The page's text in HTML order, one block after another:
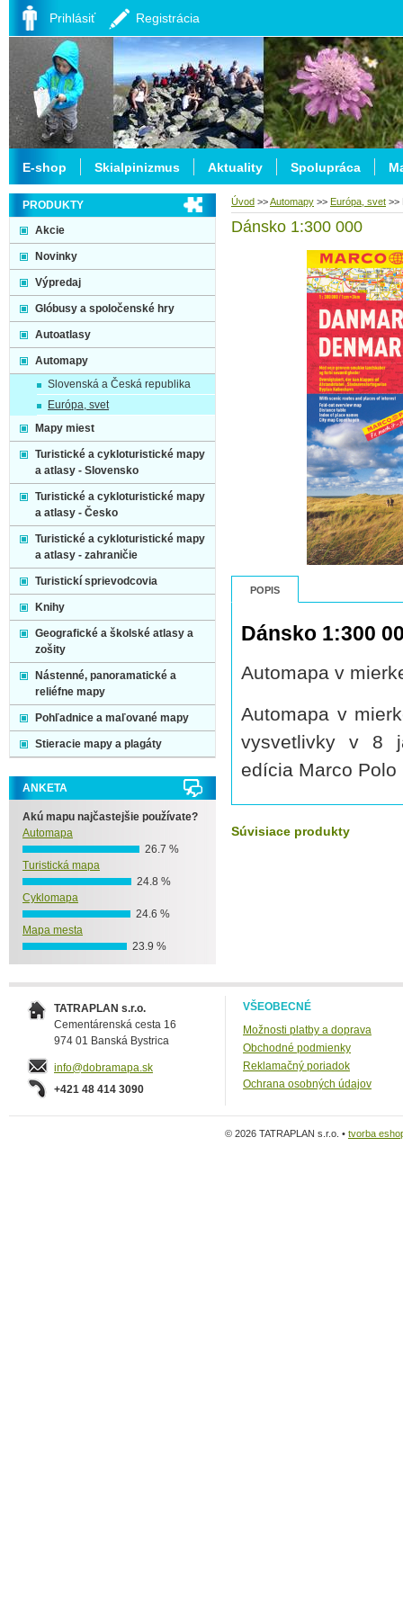
Úvod >>Automapy >> Európa, svet >>
Dánsko 1:300 000
POPIS
Dánsko 1:300
Automapa v
Automapa v
vysvetlivky v 8
edícia Marco Polo
Súvisiace produkty
PRODUKTY
Akcie
Novinky
Výpredaj
Glóbusy a spoločenské hry
Autoatlasy
Automapy
Slovenská a Česká republika
Európa, svet
Mapy miest
Turistické a cykloturistické mapy
a atlasy - Slovensko
Turistické a cykloturistické mapy
a atlasy - Česko
Turistické a cykloturistické mapy
a atlasy - zahraničie
Turistickí sprievodcovia
Knihy
Geografické a školské atlasy a
zošity
Nástenné, panoramatické a
reliéfne mapy
Pohľadnice a maľované mapy
Stieracie mapy a plagáty
ANKETA
Akú mapu najčastejšie používate?
Automapa
26.7 %
Turistická mapa
24.8 %
Cyklomapa
24.6 %
Mapa mesta
23.9 %
TATRAPLAN s.r.o.
Cementárenská cesta 16
974 01 Banská Bystrica
info@dobramapa.sk
+421 48 414 3090
VŠEOBECNÉ
Možnosti platby a doprava
Obchodné podmienky
Reklamačný poriadok
Ochrana osobných údajov
© 2026 TATRAPLAN s.r.o. • tvorba
E-shop Skialpinizmus Aktuality Spolupráca
Prihlásiť Registrácia